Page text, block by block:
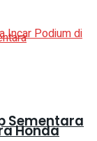
Sementara
Honda